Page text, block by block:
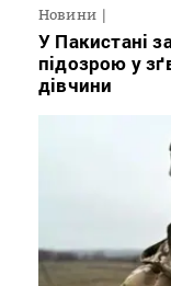
Новини
У Пакистані
підозрою у
дівчини